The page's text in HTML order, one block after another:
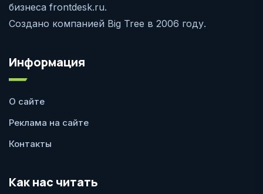
бизнеса frontdesk.ru.
Создано компанией Big Tree в 2006 году.
Информация
О сайте
Реклама на сайте
Контакты
Как нас читать